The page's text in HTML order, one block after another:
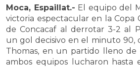
Moca, Espaillat.- El equipo del
victoria espectacular en la Copa
de Concacaf al derrotar 3-2 al
un gol decisivo en el minuto 90,
Thomas, en un partido lleno de
ambos equipos lucharon hasta